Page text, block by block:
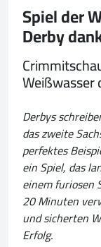
Spiel der
Derby
Derbys
das zweite
perfektes
ein Spiel, das
einem furiosen
20 Minuten
und sicherten
Erfolg.